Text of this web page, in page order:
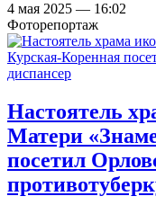
4 мая 2025 — 16:02
Фоторепортаж
Настоятель
Матери
посетил